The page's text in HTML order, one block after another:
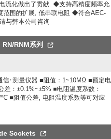
流化做出了贡献. ◆支持高精度频率允
范围的扩展, 低串联电阻 ◆符合AEC-
与弊本公司咨询
RNM系列
信･测量仪器 ■阻值：1~10MΩ ■额定电
差：±0.1%~±5% ■电阻温度系数：
■阻值公差, 电阻温度系数等可对应
Sockets